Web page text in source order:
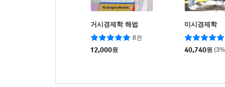
거시경제학 해법
8건
12,000원
미시경제학
40,740원